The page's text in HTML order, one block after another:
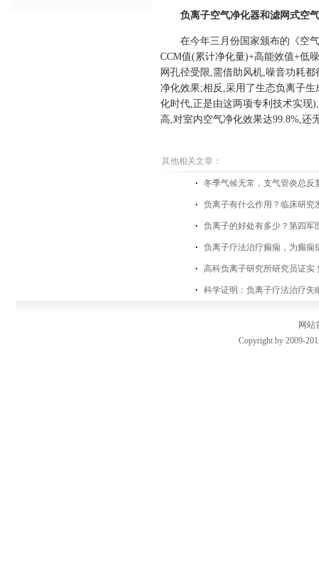
负离子空气净化器和滤网式空
在今年三月份国家颁布的《空
CCM值(累计净化量)+高能效值+低
网孔径受限,需借助风机,噪音功耗
净化效果;相反,采用了生态负离子
化时代,正是由这两项专利技术实现
高,对室内空气净化效果达99.8%,还
其他相关文章：
冬季气候无常，支气管炎总反
负离子有什么作用？临床研究
负离子的好处有多少？第四军
负离子疗法治疗癫痫，为癫痫
高科负离子研究所研究员证实
科学证明：负离子疗法治疗失
网站
Copyright by 2009-